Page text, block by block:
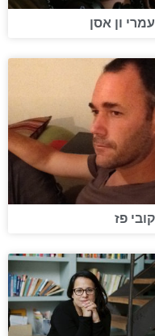
עמרי ון אסן
קובי פז